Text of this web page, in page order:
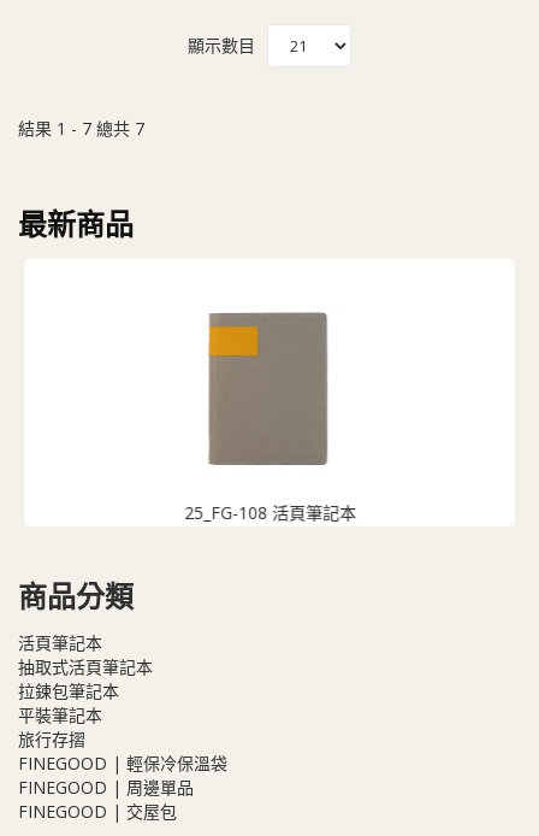
顯示數目
結果 1 - 7 總共 7
最新商品
25_FG-108 活頁筆記本
商品分類
活頁筆記本
抽取式活頁筆記本
拉鍊包筆記本
平裝筆記本
旅行存摺
FINEGOOD | 輕保冷保溫袋
FINEGOOD | 周邊單品
FINEGOOD | 交屋包